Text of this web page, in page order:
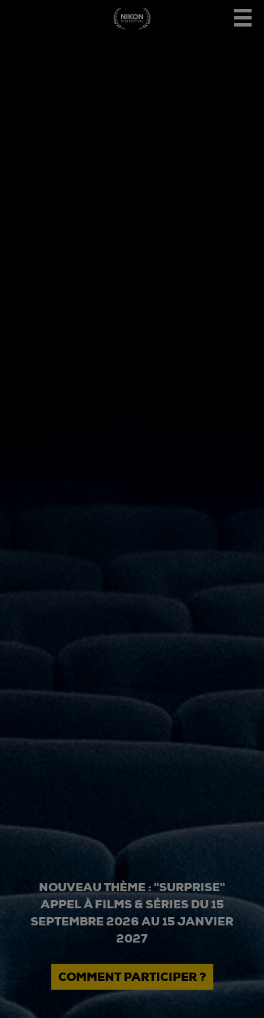
NOUVEAU THÈME : "SURPRISE"
APPEL À FILMS & SÉRIES DU 15
SEPTEMBRE 2026 AU 15 JANVIER
2027
COMMENT PARTICIPER ?